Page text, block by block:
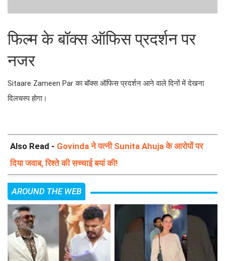
फिल्म के बॉक्स ऑफिस प्रदर्शन पर
नजर
Sitaare Zameen Par का बॉक्स ऑफिस प्रदर्शन आने वाले दिनों में देखना
दिलचस्प होगा।
Also Read - Govinda ने पत्नी Sunita Ahuja के आरोपों पर
दिया जवाब, रिश्ते की सच्चाई बयां की!
AROUND THE WEB